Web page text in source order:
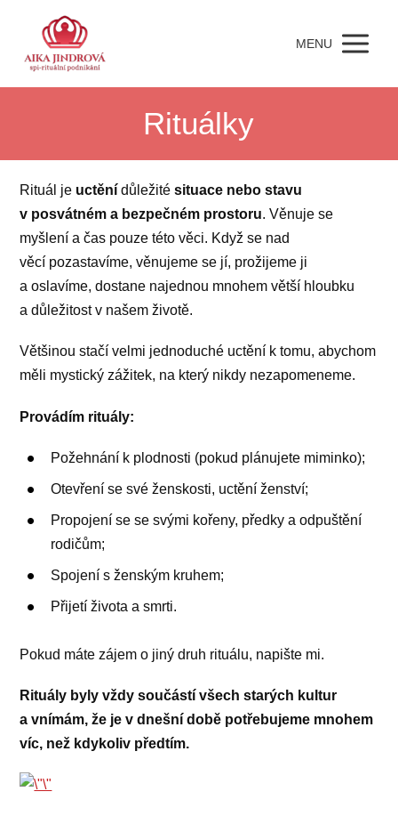
MENU
Rituálky
Rituál je uctění důležité situace nebo stavu
v posvátném a bezpečném prostoru. Věnuje se
myšlení a čas pouze této věci. Když se nad
věcí pozastavíme, věnujeme se jí, prožijeme ji
a oslavíme, dostane najednou mnohem větší hloubku
a důležitost v našem životě.
Většinou stačí velmi jednoduché uctění k tomu, abychom
měli mystický zážitek, na který nikdy nezapomeneme.
Provádím rituály:
Požehnání k plodnosti (pokud plánujete miminko);
Otevření se své ženskosti, uctění ženství;
Propojení se se svými kořeny, předky a odpuštění
rodičům;
Spojení s ženským kruhem;
Přijetí života a smrti.
Pokud máte zájem o jiný druh rituálu, napište mi.
Rituály byly vždy součástí všech starých kultur
a vnímám, že je v dnešní době potřebujeme mnohem
víc, než kdykoliv předtím.